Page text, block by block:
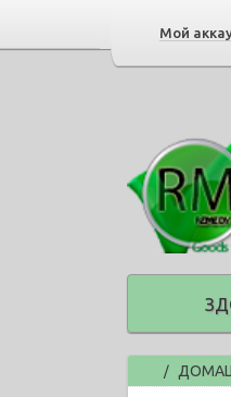
Мой
Главная
/